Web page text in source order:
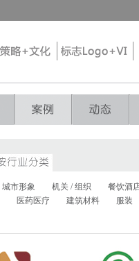
城市形象 机关 / 组织
餐饮酒
医药医疗 建筑材料 服装